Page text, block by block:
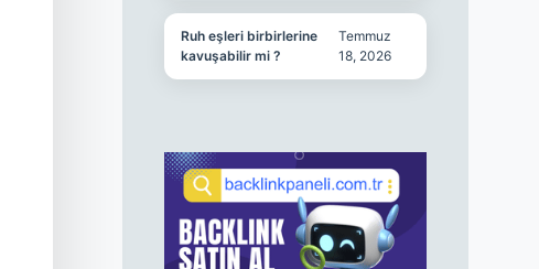
Ruh eşleri birbirlerine
kavuşabilir mi ?
Temmuz
18, 2026